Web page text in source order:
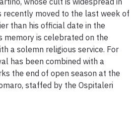
recently moved to the last week of
than his official date in the
memory is celebrated on the
a solemn religious service. For
has been combined with a
the end of open season at the
staffed by the Ospitaleri